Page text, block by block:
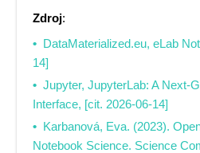
Zdroj:
DataMaterialized.eu, eLab
14]
Jupyter, JupyterLab: A Next-
Interface, [cit. 2026-06-14]
Karbanová, Eva. (2023).
Notebook Science. Science